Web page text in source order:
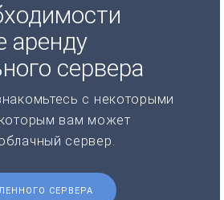
аренду
сервера
с некоторыми
вам может
сервер.
СЕРВЕРА